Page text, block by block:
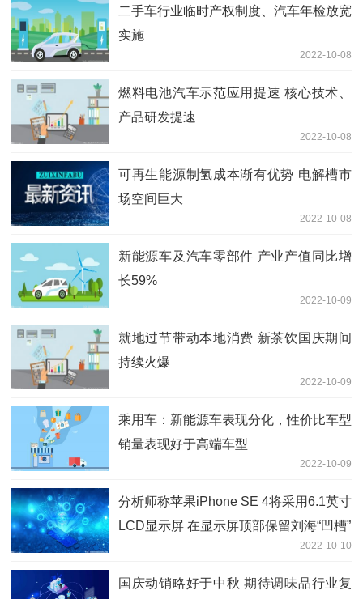
二手车行业临时产权制度、汽车年检放宽
实施
2022-10-08
燃料电池汽车示范应用提速 核心技术、
产品研发提速
2022-10-08
可再生能源制氢成本渐有优势 电解槽市
场空间巨大
2022-10-08
新能源车及汽车零部件 产业产值同比增
长59%
2022-10-09
就地过节带动本地消费 新茶饮国庆期间
持续火爆
2022-10-09
乘用车：新能源车表现分化，性价比车型
销量表现好于高端车型
2022-10-09
分析师称苹果iPhone SE 4将采用6.1英寸
LCD显示屏 在显示屏顶部保留刘海“凹槽”
2022-10-10
国庆动销略好于中秋 期待调味品行业复